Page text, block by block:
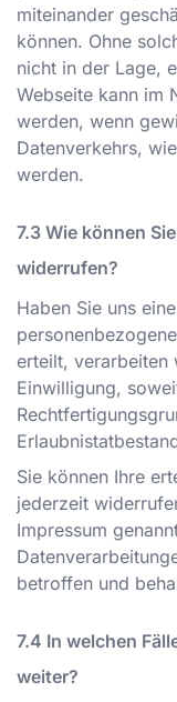
miteinander
können. Ohne
nicht in der Lage,
Webseite kann im
werden, wenn
Datenverkehrs,
werden.
Wie können
widerrufen?
Haben Sie uns
erteilt, verarbeiten
Einwilligung,
Sie können Ihre
jederzeit
Impressum
betroffen und
In welchen
weiter?